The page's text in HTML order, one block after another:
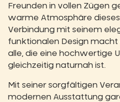
Freunden in vollen Zügen
warme Atmosphäre
Verbindung mit seinem
funktionalen Design macht
alle, die eine hochwertige
gleichzeitig naturnah ist.
Mit seiner sorgfältigen
modernen Ausstattung